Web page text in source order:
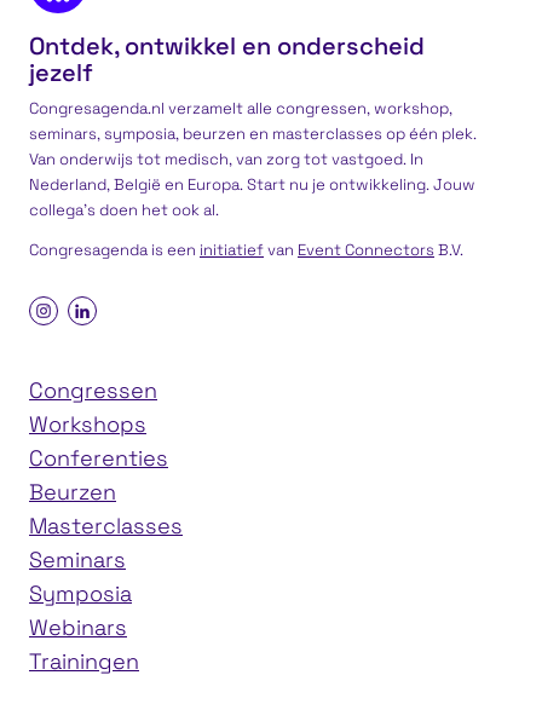
Ontdek, ontwikkel en onderscheid
jezelf
Congresagenda.nl verzamelt alle congressen, workshop,
seminars, symposia, beurzen en masterclasses op één plek.
Van onderwijs tot medisch, van zorg tot vastgoed. In
Nederland, België en Europa. Start nu je ontwikkeling. Jouw
collega’s doen het ook al.
Congresagenda is een initiatiefvan Event ConnectorsB.V.
Congressen
Workshops
Conferenties
Beurzen
Masterclasses
Seminars
Symposia
Webinars
Trainingen